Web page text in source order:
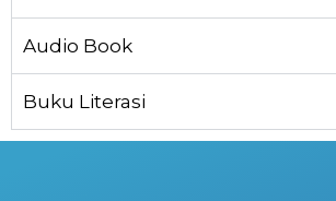
Audio Book
Buku Literasi